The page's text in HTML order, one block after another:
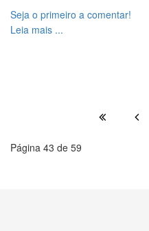
Seja o primeiro a comentar!
Leia mais ...
Página 43 de 59